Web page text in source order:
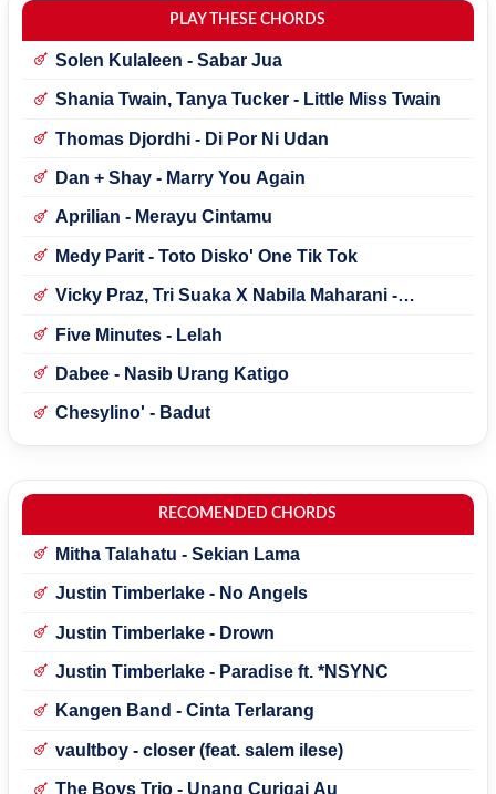
PLAY THESE CHORDS
Solen Kulaleen - Sabar Jua
Shania Twain, Tanya Tucker - Little Miss Twain
Thomas Djordhi - Di Por Ni Udan
Dan + Shay - Marry You Again
Aprilian - Merayu Cintamu
Medy Parit - Toto Disko' One Tik Tok
Vicky Praz, Tri Suaka X Nabila Maharani -
Five Minutes - Lelah
Dabee - Nasib Urang Katigo
Chesylino' - Badut
RECOMENDED CHORDS
Mitha Talahatu - Sekian Lama
Justin Timberlake - No Angels
Justin Timberlake - Drown
Justin Timberlake - Paradise ft. *NSYNC
Kangen Band - Cinta Terlarang
vaultboy - closer (feat. salem ilese)
The Boys Trio - Unang Curigai Au